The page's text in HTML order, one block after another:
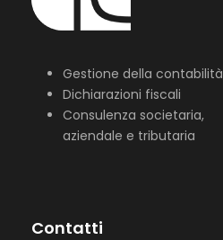
Gestione della contabilità
Dichiarazioni fiscali
Consulenza societaria,
aziendale e tributaria
Contatti